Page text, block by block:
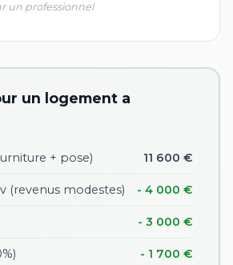
un professionnel
un logement a
+ pose) 11 600 €
(revenus modestes) - 4 000 €
- 3 000 €
- 1 700 €